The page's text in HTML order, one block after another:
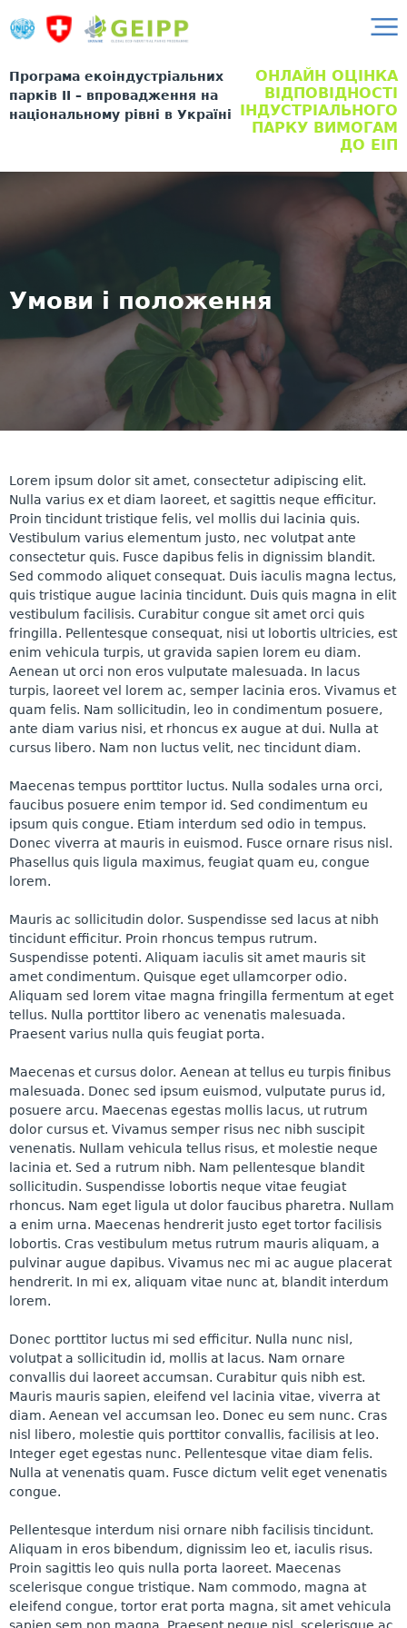
Програма екоіндустріальних
парків II – впровадження на
національному рівні в Україні
ОНЛАЙН ОЦІНКА
ВІДПОВІДНОСТІ
ІНДУСТРІАЛЬНОГО
ПАРКУ ВИМОГАМ
ДО ЕІП
Умови і положення
Lorem ipsum dolor sit amet, consectetur adipiscing elit.
Nulla varius ex et diam laoreet, et sagittis neque efficitur.
Proin tincidunt tristique felis, vel mollis dui lacinia quis.
Vestibulum varius elementum justo, nec volutpat ante
consectetur quis. Fusce dapibus felis in dignissim blandit.
Sed commodo aliquet consequat. Duis iaculis magna lectus,
quis tristique augue lacinia tincidunt. Duis quis magna in elit
vestibulum facilisis. Curabitur congue sit amet orci quis
fringilla. Pellentesque consequat, nisi ut lobortis ultricies, est
enim vehicula turpis, ut gravida sapien lorem eu diam.
Aenean ut orci non eros vulputate malesuada. In lacus
turpis, laoreet vel lorem ac, semper lacinia eros. Vivamus et
quam felis. Nam sollicitudin, leo in condimentum posuere,
ante diam varius nisi, et rhoncus ex augue at dui. Nulla at
cursus libero. Nam non luctus velit, nec tincidunt diam.
Maecenas tempus porttitor luctus. Nulla sodales urna orci,
faucibus posuere enim tempor id. Sed condimentum eu
ipsum quis congue. Etiam interdum sed odio in tempus.
Donec viverra at mauris in euismod. Fusce ornare risus nisl.
Phasellus quis ligula maximus, feugiat quam eu, congue
lorem.
Mauris ac sollicitudin dolor. Suspendisse sed lacus at nibh
tincidunt efficitur. Proin rhoncus tempus rutrum.
Suspendisse potenti. Aliquam iaculis sit amet mauris sit
amet condimentum. Quisque eget ullamcorper odio.
Aliquam sed lorem vitae magna fringilla fermentum at eget
tellus. Nulla porttitor libero ac venenatis malesuada.
Praesent varius nulla quis feugiat porta.
Maecenas et cursus dolor. Aenean at tellus eu turpis finibus
malesuada. Donec sed ipsum euismod, vulputate purus id,
posuere arcu. Maecenas egestas mollis lacus, ut rutrum
dolor cursus et. Vivamus semper risus nec nibh suscipit
venenatis. Nullam vehicula tellus risus, et molestie neque
lacinia et. Sed a rutrum nibh. Nam pellentesque blandit
sollicitudin. Suspendisse lobortis neque vitae feugiat
rhoncus. Nam eget ligula ut dolor faucibus pharetra. Nullam
a enim urna. Maecenas hendrerit justo eget tortor facilisis
lobortis. Cras vestibulum metus rutrum mauris aliquam, a
pulvinar augue dapibus. Vivamus nec mi ac augue placerat
hendrerit. In mi ex, aliquam vitae nunc at, blandit interdum
lorem.
Donec porttitor luctus mi sed efficitur. Nulla nunc nisl,
volutpat a sollicitudin id, mollis at lacus. Nam ornare
convallis dui laoreet accumsan. Curabitur quis nibh est.
Mauris mauris sapien, eleifend vel lacinia vitae, viverra at
diam. Aenean vel accumsan leo. Donec eu sem nunc. Cras
nisl libero, molestie quis porttitor convallis, facilisis at leo.
Integer eget egestas nunc. Pellentesque vitae diam felis.
Nulla at venenatis quam. Fusce dictum velit eget venenatis
congue.
Pellentesque interdum nisi ornare nibh facilisis tincidunt.
Aliquam in eros bibendum, dignissim leo et, iaculis risus.
Proin sagittis leo quis nulla porta laoreet. Maecenas
scelerisque congue tristique. Nam commodo, magna at
eleifend congue, tortor erat porta magna, sit amet vehicula
sapien sem non magna. Praesent neque nisl, scelerisque ac